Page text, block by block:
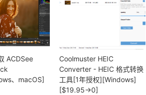
ACDSee
、macOS]
Coolmuster HEIC
Converter - HEIC 格式转换
工具[1年授权][Windows]
[$19.95→0]